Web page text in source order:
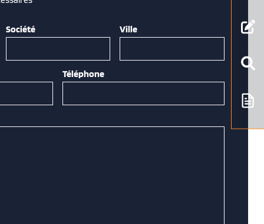
Société Ville
Téléphone